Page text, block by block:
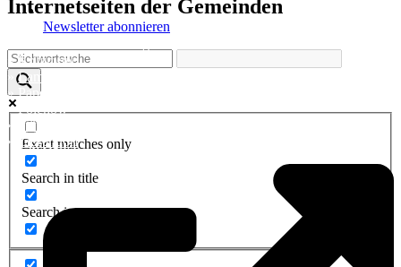
Newsletter abonnieren
Exact matches only
Search in title
Search in content
Internetseiten der Gemeinden
»Kritzmow
»Lambrechtshagen
»Papendorf
»Pölchow
»
Stäbelow
»
Ziesendorf